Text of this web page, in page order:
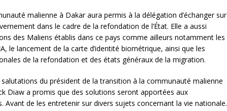
malienne à Dakar aura permis à la délégation d’échanger sur
dans le cadre de la refondation de l’État. Elle a aussi
des Maliens établis dans ce pays comme ailleurs notamment les
le lancement de la carte d’identité biométrique, ainsi que les
de la refondation et des états généraux de la migration.
du président de la transition à la communauté malienne
Diaw a promis que des solutions seront apportées aux
Avant de les entretenir sur divers sujets concernant la vie nationale.